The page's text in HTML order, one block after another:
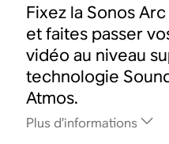
Fixez la Sonos
et faites passer
vidéo au niveau
technologie
Atmos.
Plus d’informations